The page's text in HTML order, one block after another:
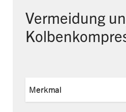
Vermeidung
Merkmal